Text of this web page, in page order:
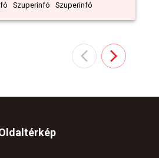
Szuperinfó
Szuperinfó